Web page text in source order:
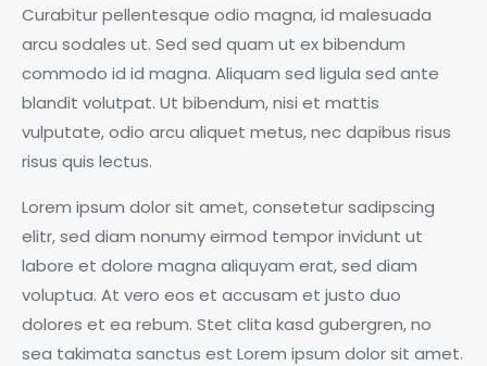
Curabitur pellentesque odio magna, id malesuada
arcu sodales ut. Sed sed quam ut ex bibendum
commodo id id magna. Aliquam sed ligula sed ante
blandit volutpat. Ut bibendum, nisi et mattis
vulputate, odio arcu aliquet metus, nec dapibus risus
risus quis lectus.
Lorem ipsum dolor sit amet, consetetur sadipscing
elitr, sed diam nonumy eirmod tempor invidunt ut
labore et dolore magna aliquyam erat, sed diam
voluptua. At vero eos et accusam et justo duo
dolores et ea rebum. Stet clita kasd gubergren, no
sea takimata sanctus est Lorem ipsum dolor sit amet.